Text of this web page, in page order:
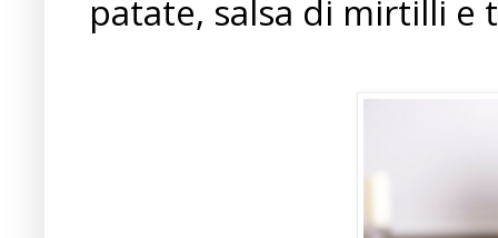
patate, salsa di mirtilli e